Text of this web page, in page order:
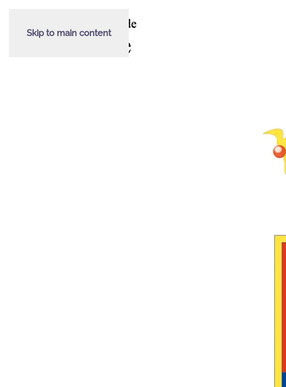
Skip to main content